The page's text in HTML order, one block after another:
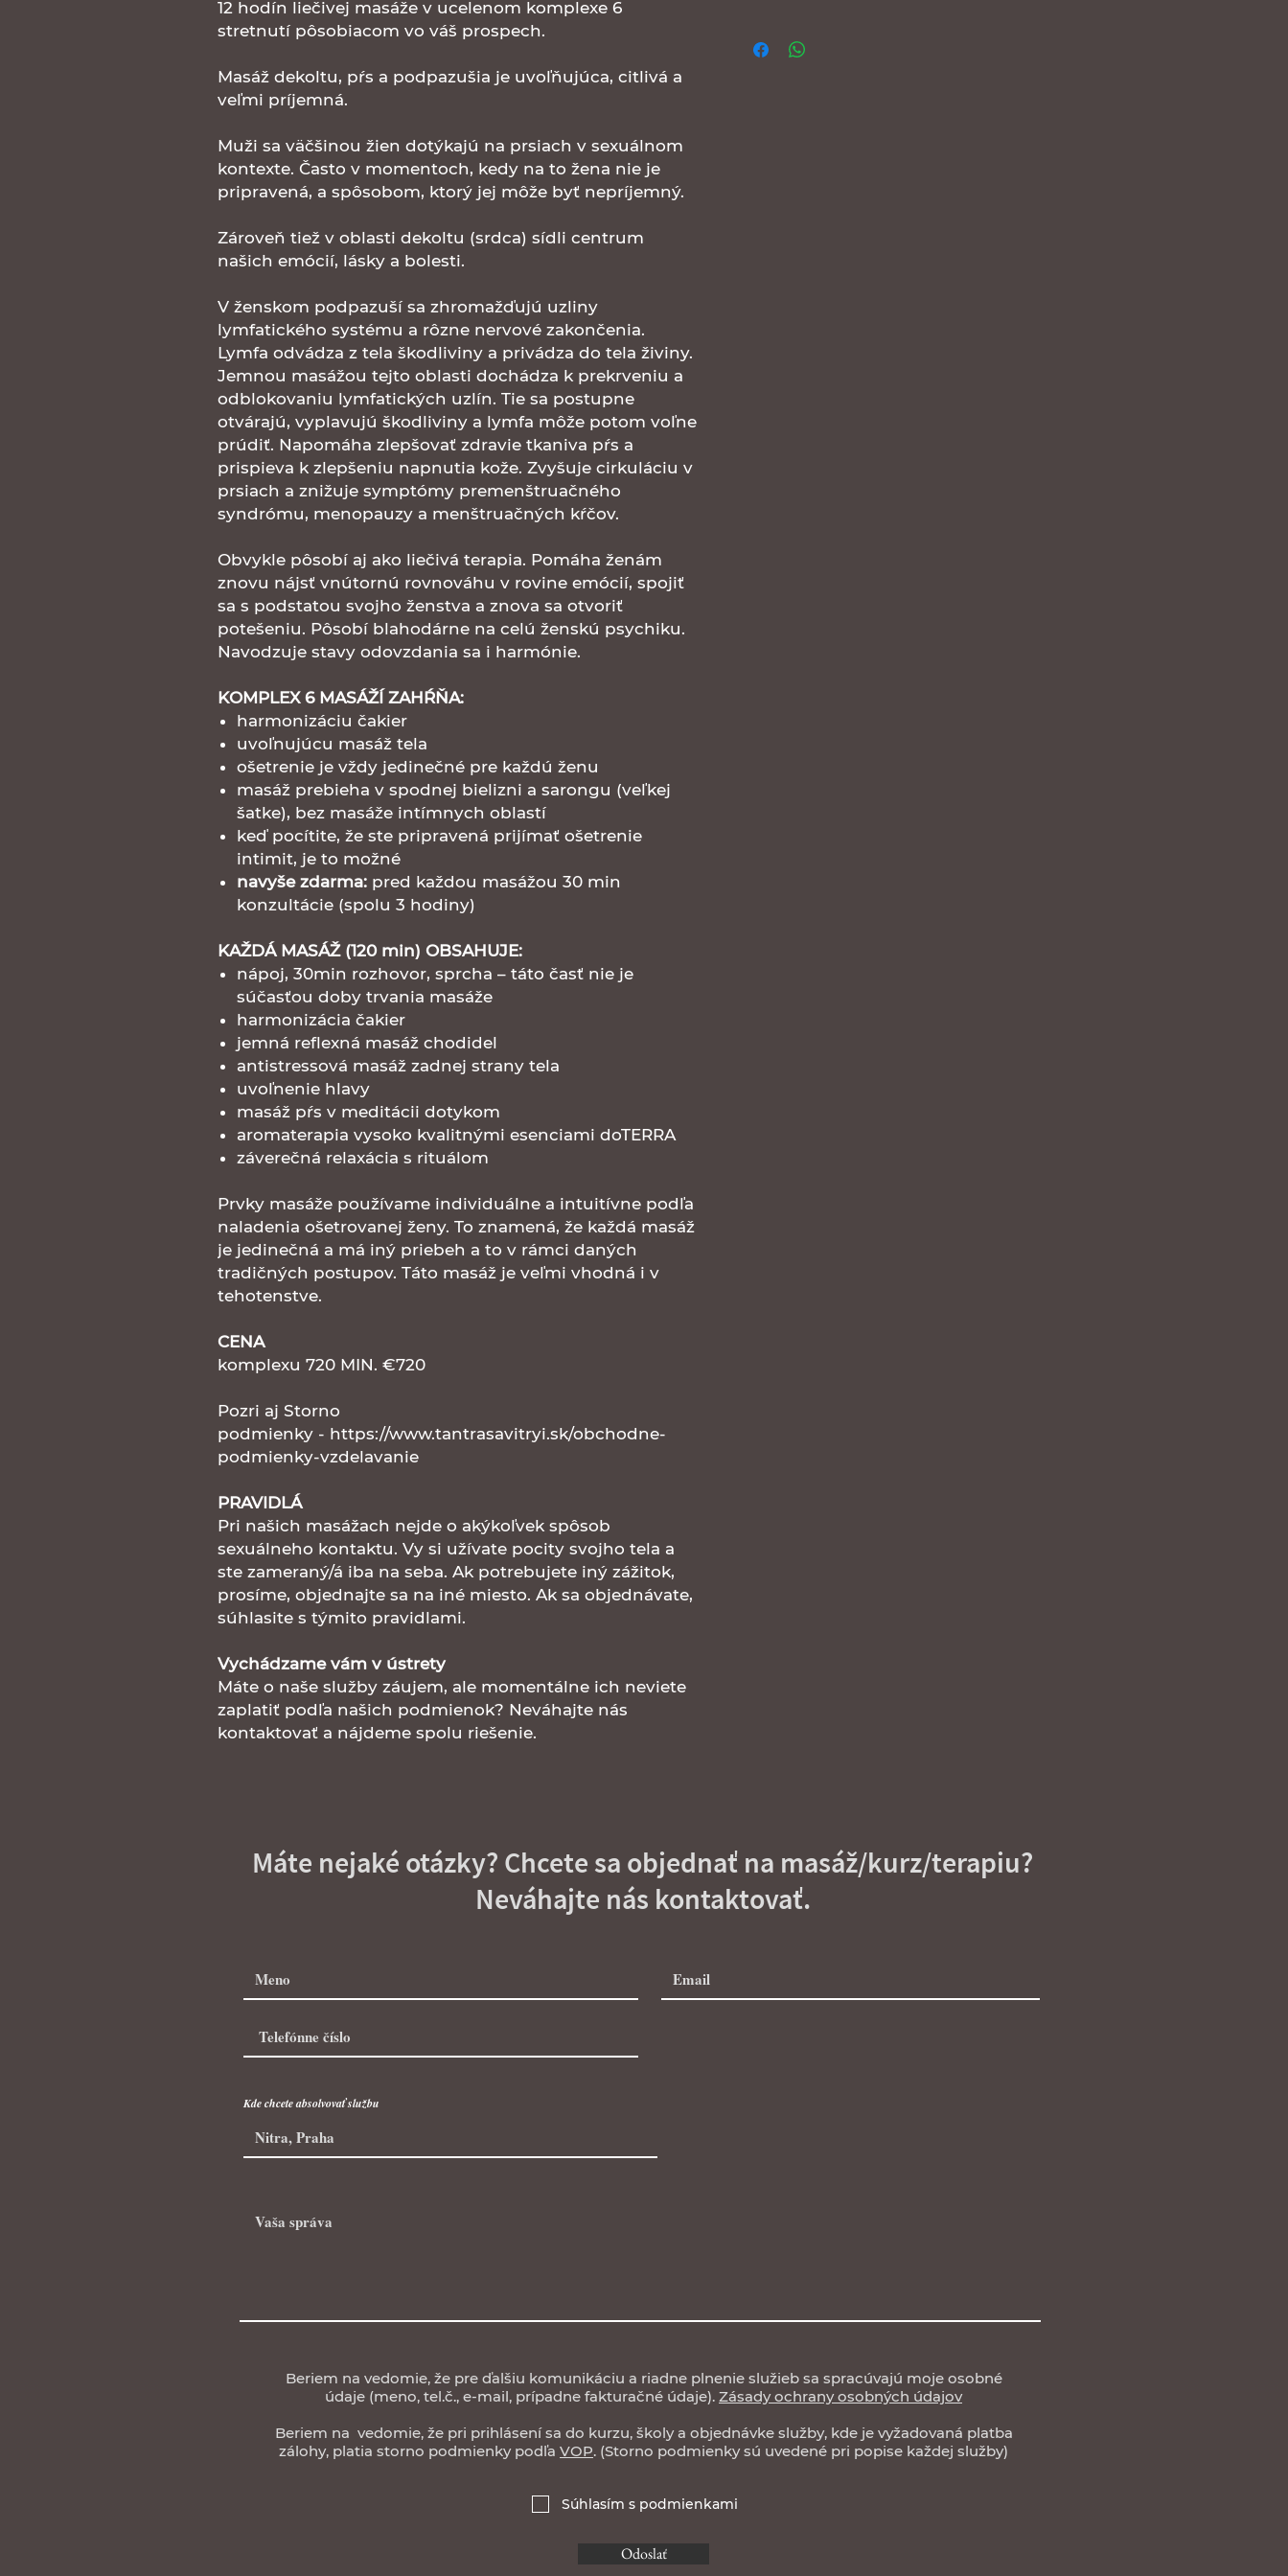
12 hodín liečivej masáže v ucelenom komplexe 6
stretnutí pôsobiacom vo váš prospech.
Masáž dekoltu, pŕs a podpazušia je uvoľňujúca, citlivá a
veľmi príjemná.
Muži sa väčšinou žien dotýkajú na prsiach v sexuálnom
kontexte. Často v momentoch, kedy na to žena nie je
pripravená, a spôsobom, ktorý jej môže byť nepríjemný.
Zároveň tiež v oblasti dekoltu (srdca) sídli centrum
našich emócií, lásky a bolesti.
V ženskom podpazuší sa zhromažďujú uzliny
lymfatického systému a rôzne nervové zakončenia.
Lymfa odvádza z tela škodliviny a privádza do tela živiny.
Jemnou masážou tejto oblasti dochádza k prekrveniu a
odblokovaniu lymfatických uzlín. Tie sa postupne
otvárajú, vyplavujú škodliviny a lymfa môže potom voľne
prúdiť. Napomáha zlepšovať zdravie tkaniva pŕs a
prispieva k zlepšeniu napnutia kože. Zvyšuje cirkuláciu v
prsiach a znižuje symptómy premenštruačného
syndrómu, menopauzy a menštruačných kŕčov.
Obvykle pôsobí aj ako liečivá terapia. Pomáha ženám
znovu nájsť vnútornú rovnováhu v rovine emócií, spojiť
sa s podstatou svojho ženstva a znova sa otvoriť
potešeniu. Pôsobí blahodárne na celú ženskú psychiku.
Navodzuje stavy odovzdania sa i harmónie.
KOMPLEX 6 MASÁŽÍ ZAHŔŇA:
harmonizáciu čakier
uvoľnujúcu masáž tela
ošetrenie je vždy jedinečné pre každú ženu
masáž prebieha v spodnej bielizni a sarongu (veľkej
šatke), bez masáže intímnych oblastí
keď pocítite, že ste pripravená prijímať ošetrenie
intimit, je to možné
navyše zdarma: pred každou masážou 30 min
konzultácie (spolu 3 hodiny)
KAŽDÁ MASÁŽ (120 min) OBSAHUJE:
nápoj, 30min rozhovor, sprcha – táto časť nie je
súčasťou doby trvania masáže
harmonizácia čakier
jemná reflexná masáž chodidel
antistressová masáž zadnej strany tela
uvoľnenie hlavy
masáž pŕs v meditácii dotykom
aromaterapia vysoko kvalitnými esenciami doTERRA
záverečná relaxácia s rituálom
Prvky masáže používame individuálne a intuitívne podľa
naladenia ošetrovanej ženy. To znamená, že každá masáž
je jedinečná a má iný priebeh a to v rámci daných
tradičných postupov. Táto masáž je veľmi vhodná i v
tehotenstve.
CENA
komplexu 720 MIN. €720
Pozri aj Storno
podmienky - https://www.tantrasavitryi.sk/obchodne-
podmienky-vzdelavanie
PRAVIDLÁ
Pri našich masážach nejde o akýkoľvek spôsob
sexuálneho kontaktu. Vy si užívate pocity svojho tela a
ste zameraný/á iba na seba. Ak potrebujete iný zážitok,
prosíme, objednajte sa na iné miesto. Ak sa objednávate,
súhlasite s týmito pravidlami.
Vychádzame vám v ústrety
Máte o naše služby záujem, ale momentálne ich neviete
zaplatiť podľa našich podmienok? Neváhajte nás
kontaktovať a nájdeme spolu riešenie.
emailom): napíšte nám vaše želanie do
webu, emailom alebo telefonicky. Radi vám
Máte nejaké otázky? Chcete sa objednať na masáž/kurz/terapiu?
Neváhajte nás kontaktovať.
Kde chcete absolvovať službu
Beriem na vedomie, že pre ďalšiu komunikáciu a riadne plnenie služieb sa spracúvajú moje osobné
údaje (meno, tel.č., e-mail, prípadne fakturačné údaje). Zásady ochrany osobných údajov
Beriem na vedomie, že pri prihlásení sa do kurzu, školy a objednávke služby, kde je vyžadovaná platba
zálohy, platia storno podmienky podľa VOP. (Storno podmienky sú uvedené pri popise každej služby)
Súhlasím s podmienkami
Odoslať